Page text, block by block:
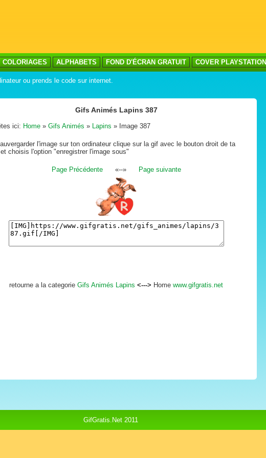
COLORIAGES ALPHABETS FOND D'ÉCRAN GRATUIT COVER PLAYSTATION
ou prends le code sur internet.
Gifs Animés Lapins 387
ici: Home » Gifs Animés » Lapins » Image 387
l'image sur ton ordinateur clique sur la gif avec le bouton droit de ta
choisis l'option "enregistrer l'image sous"
Page Précédente«--» Page suivante
retourne a la categorie Gifs Animés Lapins <---> Home www.gifgratis.net
GifGratis.Net 2011